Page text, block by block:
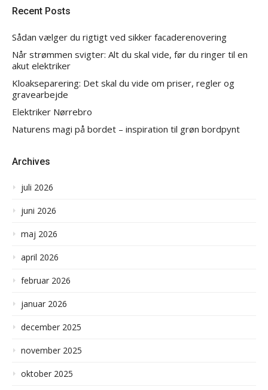
Recent Posts
Sådan vælger du rigtigt ved sikker facaderenovering
Når strømmen svigter: Alt du skal vide, før du ringer til en
akut elektriker
Kloakseparering: Det skal du vide om priser, regler og
gravearbejde
Elektriker Nørrebro
Naturens magi på bordet – inspiration til grøn bordpynt
Archives
juli 2026
juni 2026
maj 2026
april 2026
februar 2026
januar 2026
december 2025
november 2025
oktober 2025